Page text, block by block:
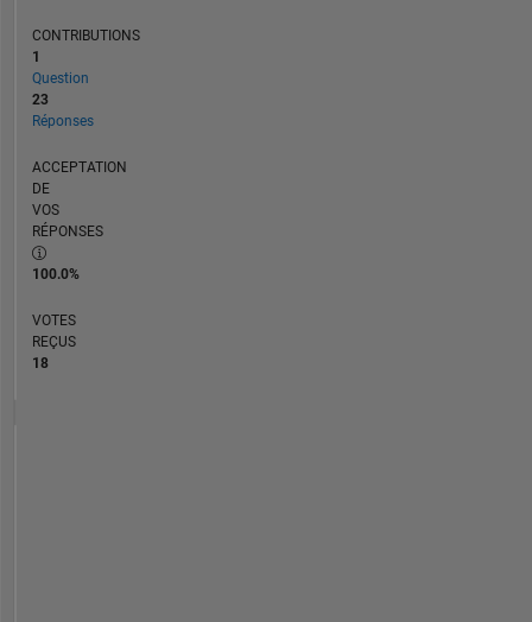
CONTRIBUTIONS
1
Question
23
Réponses
ACCEPTATION
DE
VOS
RÉPONSES
100.0%
VOTES
REÇUS
18